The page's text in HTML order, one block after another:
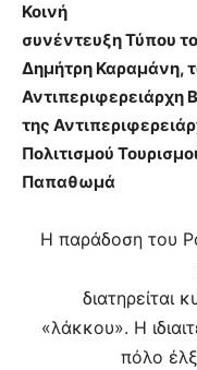
Κοινή
συνέντευξη Τύπου
Δημήτρη Καραμάνη,
Αντιπεριφερειάρχη
της
Πολιτισμού
Παπαθωμά
Η παράδοση του
διατηρείται
«λάκκου». Η
πόλο